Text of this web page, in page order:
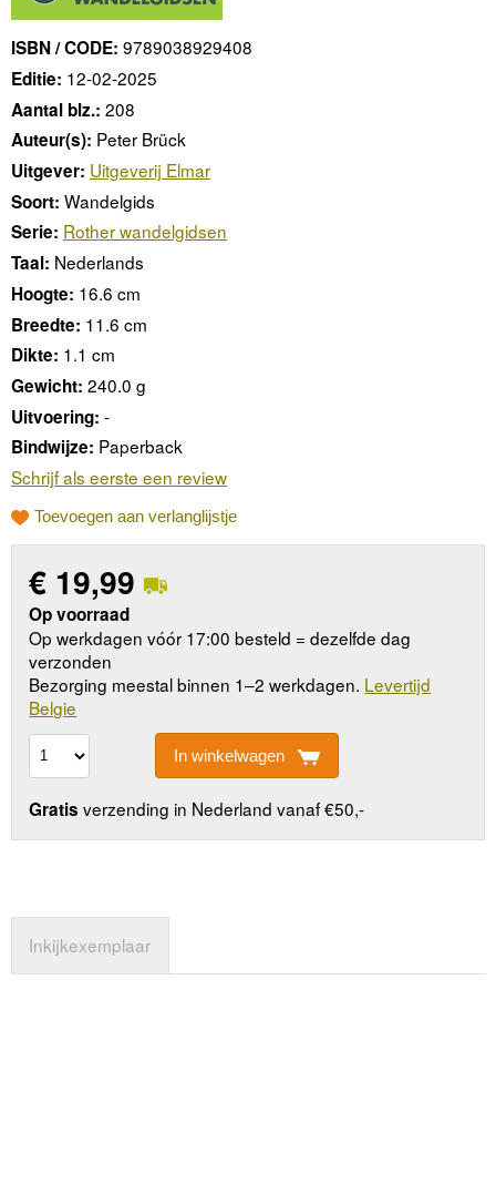
ISBN / CODE: 9789038929408
Editie: 12-02-2025
Aantal blz.: 208
Auteur(s): Peter Brück
Uitgever: Uitgeverij Elmar
Soort: Wandelgids
Serie: Rother wandelgidsen
Taal: Nederlands
Hoogte: 16.6 cm
Breedte: 11.6 cm
Dikte: 1.1 cm
Gewicht: 240.0 g
Uitvoering: -
Bindwijze: Paperback
Schrijf als eerste een review
Toevoegen aan verlanglijstje
€ 19,99
Op voorraad
Op werkdagen vóór 17:00 besteld = dezelfde dag
verzonden
Bezorging meestal binnen 1–2 werkdagen. Levertijd
Belgie
In winkelwagen
Gratis verzending in Nederland vanaf €50,-
Inkijkexemplaar